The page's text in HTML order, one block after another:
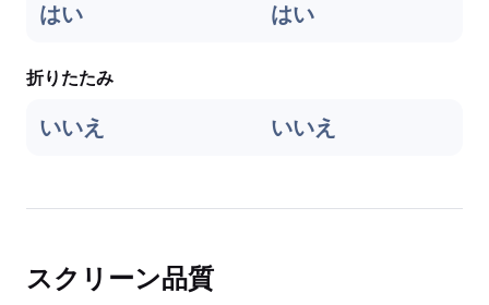
はい はい
折りたたみ
いいえ いいえ
スクリーン品質